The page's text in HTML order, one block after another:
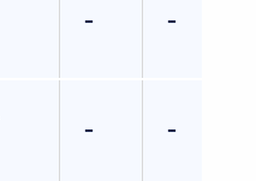
- -
- -